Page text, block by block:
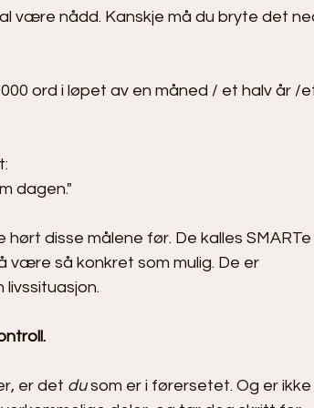
være nådd. Kanskje må du bryte det
ord i løpet av en måned / et halv år /
dagen."
disse målene før. De kalles SMARTe
være så konkret som mulig. De er
livssituasjon.
er det du som er i førersetet. Og er ikke